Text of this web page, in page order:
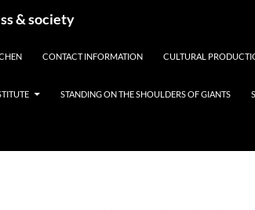
& society
CONTACT INFORMATION CULTURAL
STANDING ON THE SHOULDERS OF GIANTS